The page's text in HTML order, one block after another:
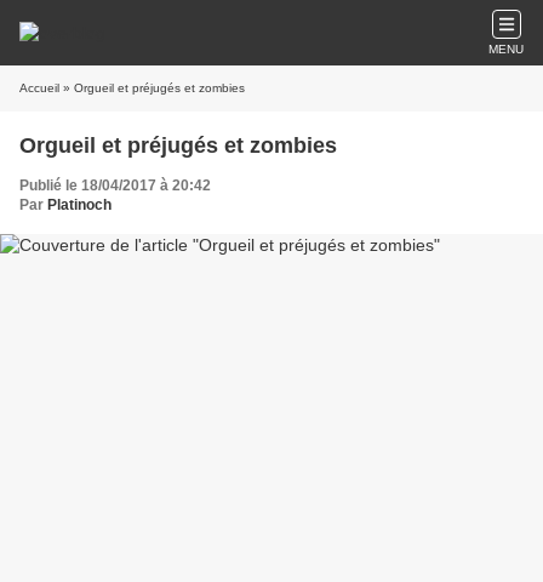
MENU
Accueil » Orgueil et préjugés et zombies
Orgueil et préjugés et zombies
Publié le 18/04/2017 à 20:42
Par Platinoch